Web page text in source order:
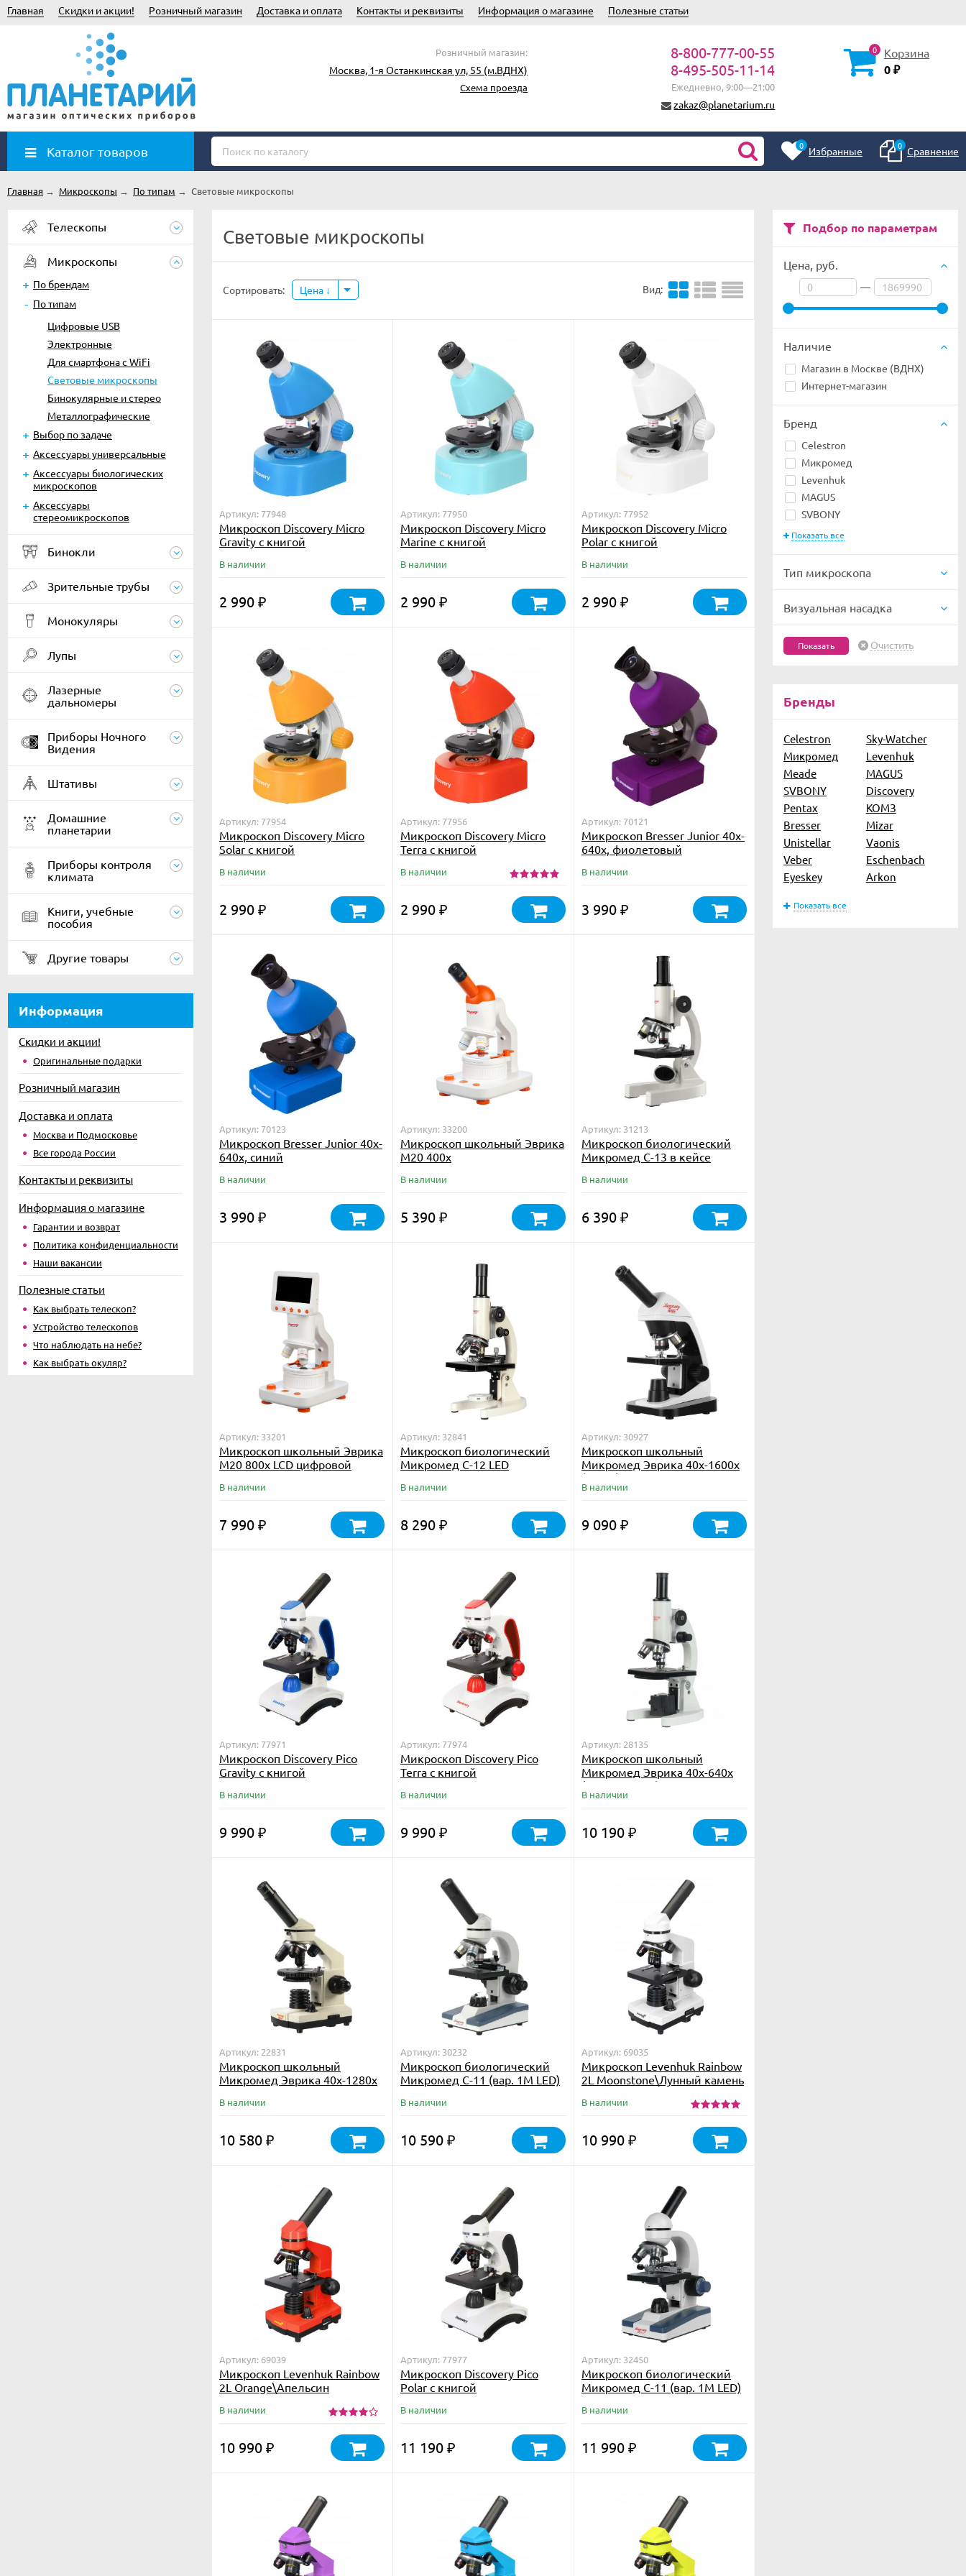
Главная Скидки и акции! Розничный магазин Доставка и оплата Контакты и реквизиты Информация о магазине Полезные статьи
Розничный магазин:
Москва, 1-я Останкинская ул, 55 (м.ВДНХ)
Схема проезда
8-800-777-00-55
8-495-505-11-14
Ежедневно, 9:00—21:00
zakaz@planetarium.ru
0 Корзина
0 ₽
Каталог товаров 0 Избранные 0 Сравнение
Главная → Микроскопы → По типам → Световые микроскопы
Подбор по параметрам
Цена, руб.
—
Наличие
Магазин в Москве (ВДНХ)
Интернет-магазин
Бренд
Celestron
Микромед
Levenhuk
MAGUS
SVBONY
Показать все
Тип микроскопа
Визуальная насадка
Очистить
Бренды
Celestron
Sky-Watcher
Микромед
Levenhuk
Meade
MAGUS
SVBONY
Discovery
Pentax
КОМЗ
Bresser
Mizar
Unistellar
Vaonis
Veber
Eschenbach
Eyeskey
Arkon
Показать все
Телескопы
Микроскопы
По брендам
По типам
Цифровые USB
Электронные
Для смартфона c WiFi
Световые микроскопы
Бинокулярные и стерео
Металлографические
Выбор по задаче
Аксессуары универсальные
Аксессуары биологических
микроскопов
Аксессуары
стереомикроскопов
Бинокли
Зрительные трубы
Монокуляры
Лупы
Лазерные
дальномеры
Приборы Ночного
Видения
Штативы
Домашние
планетарии
Приборы контроля
климата
Книги, учебные
пособия
Другие товары
Информация
Скидки и акции!
Оригинальные подарки
Розничный магазин
Доставка и оплата
Москва и Подмосковье
Все города России
Контакты и реквизиты
Информация о магазине
Гарантии и возврат
Политика конфиденциальности
Наши вакансии
Полезные статьи
Как выбрать телескоп?
Устройство телескопов
Что наблюдать на небе?
Как выбрать окуляр?
Световые микроскопы
Сортировать: Цена Вид:
Артикул: 77948
Микроскоп Discovery Micro
Gravity с книгой
В наличии
2 990 ₽
Артикул: 77950
Микроскоп Discovery Micro
Marine с книгой
В наличии
2 990 ₽
Артикул: 77952
Микроскоп Discovery Micro
Polar с книгой
В наличии
2 990 ₽
Артикул: 77954
Микроскоп Discovery Micro
Solar с книгой
В наличии
2 990 ₽
Артикул: 77956
Микроскоп Discovery Micro
Terra с книгой
В наличии
2 990 ₽
Артикул: 70121
Микроскоп Bresser Junior 40x-
640x, фиолетовый
В наличии
3 990 ₽
Артикул: 70123
Микроскоп Bresser Junior 40x-
640x, синий
В наличии
3 990 ₽
Артикул: 33200
Микроскоп школьный Эврика
M20 400х
В наличии
5 390 ₽
Артикул: 31213
Микроскоп биологический
Микромед С-13 в кейсе
В наличии
6 390 ₽
Артикул: 33201
Микроскоп школьный Эврика
M20 800х LCD цифровой
В наличии
7 990 ₽
Артикул: 32841
Микроскоп биологический
Микромед С-12 LED
В наличии
8 290 ₽
Артикул: 30927
Микроскоп школьный
Микромед Эврика 40х-1600х
(вар. 3)
В наличии
9 090 ₽
Артикул: 77971
Микроскоп Discovery Pico
Gravity с книгой
В наличии
9 990 ₽
Артикул: 77974
Микроскоп Discovery Pico
Terra с книгой
В наличии
9 990 ₽
Артикул: 28135
Микроскоп школьный
Микромед Эврика 40х-640х
(зеркало, LED)
В наличии
10 190 ₽
Артикул: 22831
Микроскоп школьный
Микромед Эврика 40х-1280х
В наличии
10 580 ₽
Артикул: 30232
Микроскоп биологический
Микромед С-11 (вар. 1М LED)
В наличии
10 590 ₽
Артикул: 69035
Микроскоп Levenhuk Rainbow
2L Moonstone\Лунный камень
В наличии
10 990 ₽
Артикул: 69039
Микроскоп Levenhuk Rainbow
2L Orange\Апельсин
В наличии
10 990 ₽
Артикул: 77977
Микроскоп Discovery Pico
Polar с книгой
В наличии
11 190 ₽
Артикул: 32450
Микроскоп биологический
Микромед С-11 (вар. 1М LED)
В наличии
11 990 ₽